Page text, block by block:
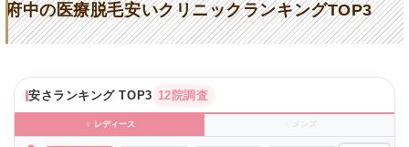
府中の医療脱毛安いクリニックランキングTOP3
安さランキング TOP3 12院調査
♀ レディース ♂ メンズ